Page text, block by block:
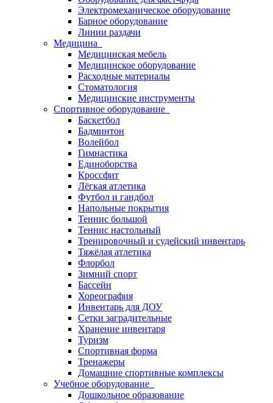
Электромеханическое оборудование
Барное оборудование
Линии раздачи
Медицина
Медицинская мебель
Медицинское оборудование
Расходные материалы
Стоматология
Медицинские инструменты
Спортивное оборудование
Баскетбол
Бадминтон
Волейбол
Гимнастика
Единоборства
Кроссфит
Лёгкая атлетика
Футбол и гандбол
Напольные покрытия
Теннис большой
Теннис настольный
Тренировочный и судейский инвентарь
Тяжёлая атлетика
Флорбол
Зимний спорт
Бассейн
Хореография
Инвентарь для ДОУ
Сетки заградительные
Хранение инвентаря
Туризм
Спортивная форма
Тренажеры
Домашние спортивные комплексы
Учебное оборудование
Дошкольное образование